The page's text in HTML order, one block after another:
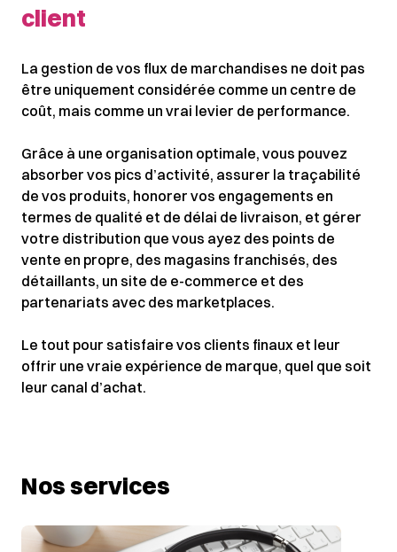
client
La gestion de vos flux de marchandises ne doit pas
être uniquement considérée comme un centre de
coût, mais comme un vrai levier de performance.
Grâce à une organisation optimale, vous pouvez
absorber vos pics d’activité, assurer la traçabilité
de vos produits, honorer vos engagements en
termes de qualité et de délai de livraison, et gérer
votre distribution que vous ayez des points de
vente en propre, des magasins franchisés, des
détaillants, un site de e-commerce et des
partenariats avec des marketplaces.
Le tout pour satisfaire vos clients finaux et leur
offrir une vraie expérience de marque, quel que soit
leur canal d’achat.
Nos services